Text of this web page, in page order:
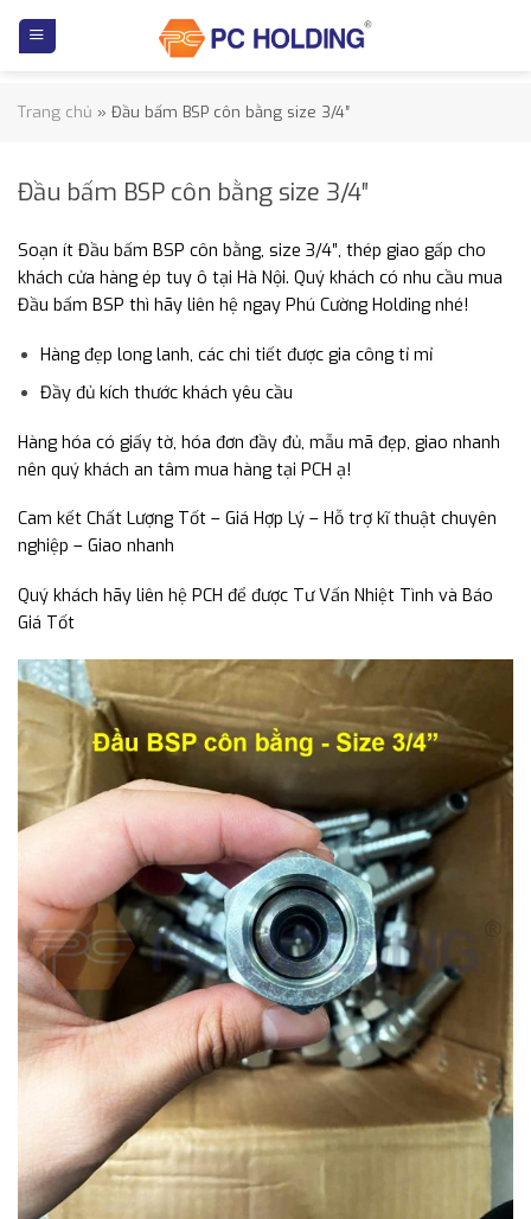
Trang chủ » Đầu bấm BSP côn bằng size 3/4″
Đầu bấm BSP côn bằng size 3/4″
Soạn ít Đầu bấm BSP côn bằng, size 3/4″, thép giao gấp cho
khách cửa hàng ép tuy ô tại Hà Nội. Quý khách có nhu cầu mua
Đầu bấm BSP thì hãy liên hệ ngay Phú Cường Holding nhé!
Hàng đẹp long lanh, các chi tiết được gia công tỉ mỉ
Đầy đủ kích thước khách yêu cầu
Hàng hóa có giấy tờ, hóa đơn đầy đủ, mẫu mã đẹp, giao nhanh
nên quý khách an tâm mua hàng tại PCH ạ!
Cam kết Chất Lượng Tốt – Giá Hợp Lý – Hỗ trợ kĩ thuật chuyên
nghiệp – Giao nhanh
Quý khách hãy liên hệ PCH để được Tư Vấn Nhiệt Tình và Báo
Giá Tốt